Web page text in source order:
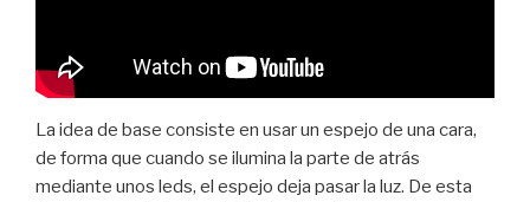
La idea de base consiste en usar un espejo de una cara,
de forma que cuando se ilumina la parte de atrás
mediante unos leds, el espejo deja pasar la luz. De esta